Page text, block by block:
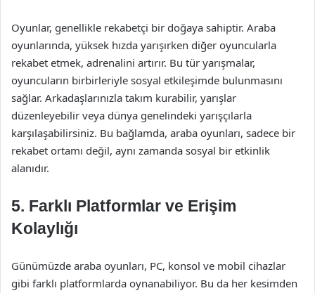
Oyunlar, genellikle rekabetçi bir doğaya sahiptir. Araba
oyunlarında, yüksek hızda yarışırken diğer oyuncularla
rekabet etmek, adrenalini artırır. Bu tür yarışmalar,
oyuncuların birbirleriyle sosyal etkileşimde bulunmasını
sağlar. Arkadaşlarınızla takım kurabilir, yarışlar
düzenleyebilir veya dünya genelindeki yarışçılarla
karşılaşabilirsiniz. Bu bağlamda, araba oyunları, sadece bir
rekabet ortamı değil, aynı zamanda sosyal bir etkinlik
alanıdır.
5. Farklı Platformlar ve Erişim
Kolaylığı
Günümüzde araba oyunları, PC, konsol ve mobil cihazlar
gibi farklı platformlarda oynanabiliyor. Bu da her kesimden